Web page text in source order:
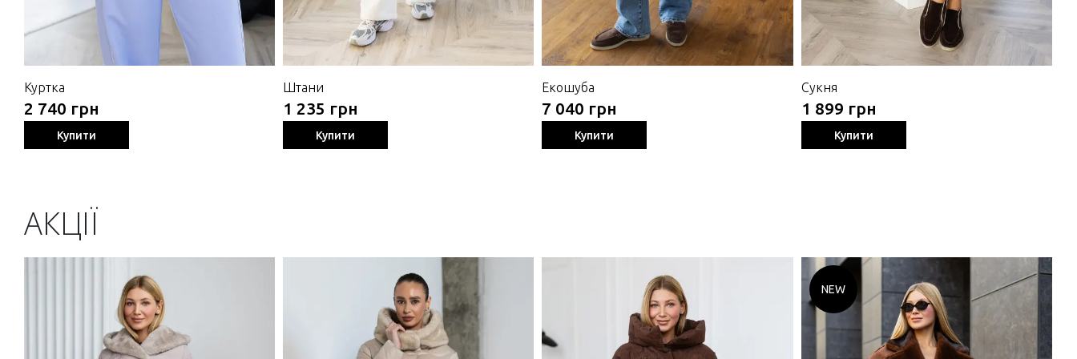
Куртка
2 740 грн
Купити
Штани
1 235 грн
Купити
Екошуба
7 040 грн
Купити
Сукня
1 899 грн
Купити
АКЦІЇ
NEW